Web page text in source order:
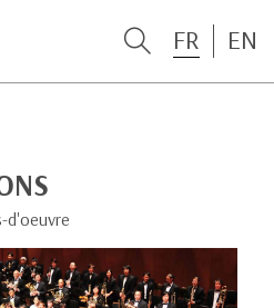
FR EN
d'oeuvre